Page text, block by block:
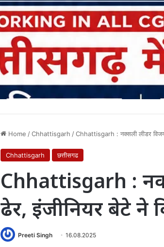
Home /Chhattisgarh /Chhattisgarh : नक्सली लीडर विजय
Chhattisgarh छत्तीसगढ
Chhattisgarh :
ढेर, इंजीनियर बेटे ने
Preeti Singh 16.08.2025